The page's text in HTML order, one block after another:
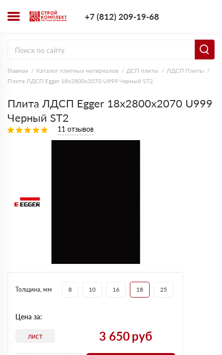
+7 (812) 209-19-68
Главная Каталог плитных материалов ДСП плиты
ЛДСП Плиты
Плита ЛДСП Egger 18х2800х2070 U999 Черный ST2
Плита ЛДСП Egger 18х2800х2070 U999
Черный ST2
11 отзывов
Толщина, мм 8 10 16 18 25
Цена за:
лист 3 650руб